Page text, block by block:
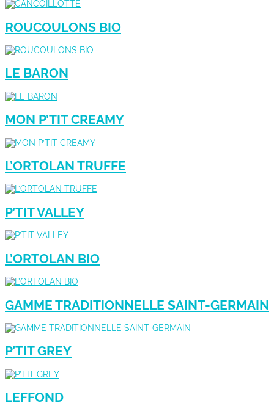
ROUCOULONS BIO
LE BARON
MON P’TIT CREAMY
L’ORTOLAN TRUFFE
P’TIT VALLEY
L’ORTOLAN BIO
GAMME TRADITIONNELLE SAINT-GERMAIN
P’TIT GREY
LEFFOND